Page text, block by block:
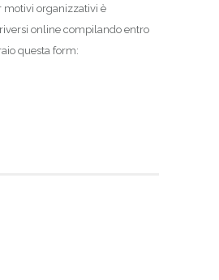
motivi organizzativi è
online compilando entro
questa form: